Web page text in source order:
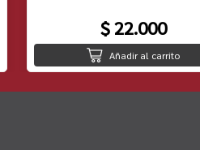
$ 22.000
Añadir al carrito